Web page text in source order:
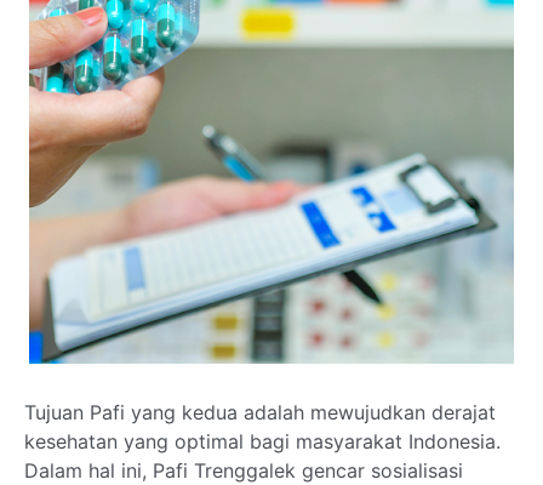
Tujuan Pafi yang kedua adalah mewujudkan derajat
kesehatan yang optimal bagi masyarakat Indonesia.
Dalam hal ini, Pafi Trenggalek gencar sosialisasi